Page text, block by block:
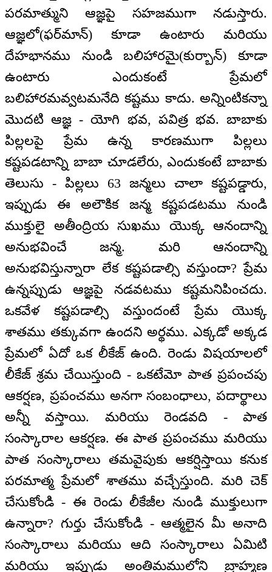
పరమాత్ముని ఆజ్ఞపై సహజముగా నడుస్తారు.
ఆజ్ఞలో(ఫర్‌మాన్) కూడా ఉంటారు మరియు
దేహభానము నుండి బలిహారమై(కుర్బాన్) కూడా
ఉంటారు ఎందుకంటే ప్రేమలో
బలిహారమవ్వటమనేది కష్టము కాదు. అన్నింటికన్నా
మొదటి ఆజ్ఞ - యోగి భవ, పవిత్ర భవ. బాబాకు
పిల్లలపై ప్రేమ ఉన్న కారణముగా పిల్లలు
కష్టపడటాన్ని బాబా చూడలేరు, ఎందుకంటే బాబాకు
తెలుసు - పిల్లలు 63 జన్మలు చాలా కష్టపడ్డారు,
ఇప్పుడు ఈ అలౌకిక జన్మ కష్టపడటము నుండి
ముక్తులై అతీంద్రియ సుఖము యొక్క ఆనందాన్ని
అనుభవించే జన్మ. మరి ఆనందాన్ని
అనుభవిస్తున్నారా లేక కష్టపడాల్సి వస్తుందా? ప్రేమ
ఉన్నప్పుడు ఆజ్ఞపై నడవటము కష్టమనిపించదు.
ఒకవేళ కష్టపడాల్సి వస్తుందంటే ప్రేమ యొక్క
శాతము తక్కువగా ఉందని అర్థము. ఎక్కడో అక్కడ
ప్రేమలో ఏదో ఒక లీకేజ్ ఉంది. రెండు విషయాలలో
లీకేజ్ శ్రమ చేయిస్తుంది - ఒకటేమో పాత ప్రపంచపు
ఆకర్షణ, ప్రపంచము అనగా సంబంధాలు, పదార్థాలు
అన్నీ వస్తాయి. మరియు రెండవది - పాత
సంస్కారాల ఆకర్షణ. ఈ పాత ప్రపంచము మరియు
పాత సంస్కారాలు తమవైపుకు ఆకర్షిస్తాయి కనుక
పరమాత్మ ప్రేమలో శాతము వచ్చేస్తుంది. మరి చెక్
చేసుకోండి - ఈ రెండు లీకేజీల నుండి ముక్తులుగా
ఉన్నారా? గుర్తు చేసుకోండి - ఆత్మలైన మీ అనాది
సంస్కారాలు మరియు ఆది సంస్కారాలు ఏమిటి
మరియు ఇప్పుడు అంతిమములోని బ్రాహ్మణ